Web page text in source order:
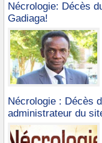
Nécrologie: Décès
Gadiaga!
Nécrologie : Décès
administrateur du